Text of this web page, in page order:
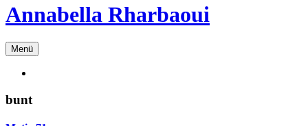
Annabella Rharbaoui
Menü
bunt